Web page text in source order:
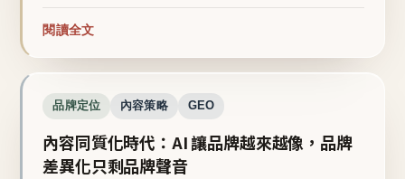
閱讀全文
品牌定位 內容策略 GEO
內容同質化時代：AI 讓品牌越來越像，品牌
差異化只剩品牌聲音